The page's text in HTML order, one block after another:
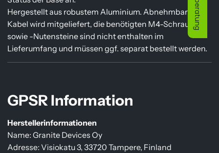
Hergestellt aus robustem Aluminium. Abnehmbares
Kabel wird mitgeliefert, die benötigten M4-Schrauben
sowie -Nutensteine sind nicht enthalten im
Lieferumfang und müssen ggf. separat bestellt werden.
GPSR Information
Herstellerinformationen
Name: Granite Devices Oy
Adresse: Visiokatu 3, 33720 Tampere, Finland